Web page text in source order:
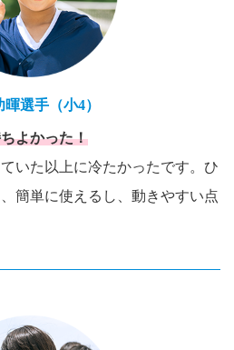
選手（小4）
よかった！
いた以上に冷たかったです。ひ
簡単に使えるし、動きやすい点